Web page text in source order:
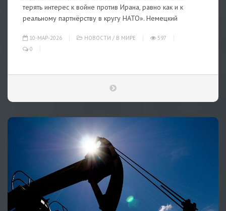
терять интерес к войне против Ирана, равно как и к
реальному партнёрству в кругу НАТО». Немецкий
10-МАР-2026 НОВОСТИ / В МИРЕ
597
0